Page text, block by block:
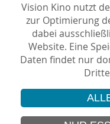
Autor*in: Lisa
Aktualisierung:
©
Vision Kino nutzt
zur Optimierung
dabei
Website. Eine
Daten findet nur